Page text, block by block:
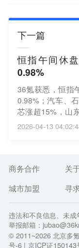
下一篇
恒指午间休
0.98%
36氪获悉，恒指
0.98%；汽车、
芯涨超15%，山
服装、企业服务
疗科技跌超9%
2026-04-13
商务合作 关
城市加盟
寻
违法和不良信息、未
举报邮箱：
© 2011~2026北京多
号-6 | 京ICP证150143